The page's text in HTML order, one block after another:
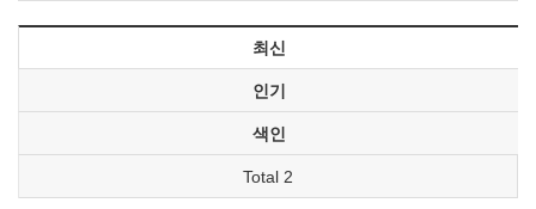
최신
인기
색인
Total 2